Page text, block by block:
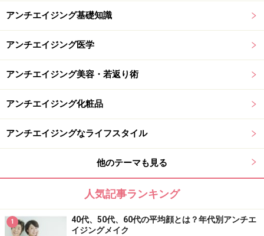
アンチエイジング基礎知識
アンチエイジング医学
アンチエイジング美容・若返り術
アンチエイジング化粧品
アンチエイジングなライフスタイル
他のテーマも見る
人気記事ランキング
1
40代、50代、60代の平均顔とは？年代別アンチエ
イジングメイク